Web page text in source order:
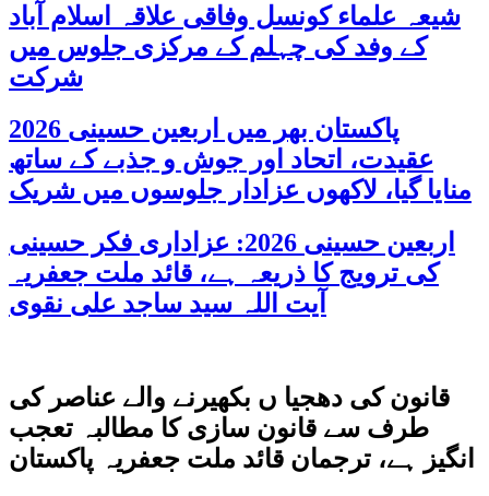
شیعہ علماء کونسل وفاقی علاقہ اسلام آباد
کے وفد کی چہلم کے مرکزی جلوس میں
شرکت
پاکستان بھر میں اربعین حسینی 2026
عقیدت، اتحاد اور جوش و جذبے کے ساتھ
منایا گیا، لاکھوں عزادار جلوسوں میں شریک
اربعین حسینی 2026: عزاداری فکر حسینی
کی ترویج کا ذریعہ ہے، قائد ملت جعفریہ
آیت اللہ سید ساجد علی نقوی
قانون کی دھجیا ں بکھیرنے والے عناصر کی
طرف سے قانون سازی کا مطالبہ تعجب
انگیز ہے، ترجمان قائد ملت جعفریہ پاکستان